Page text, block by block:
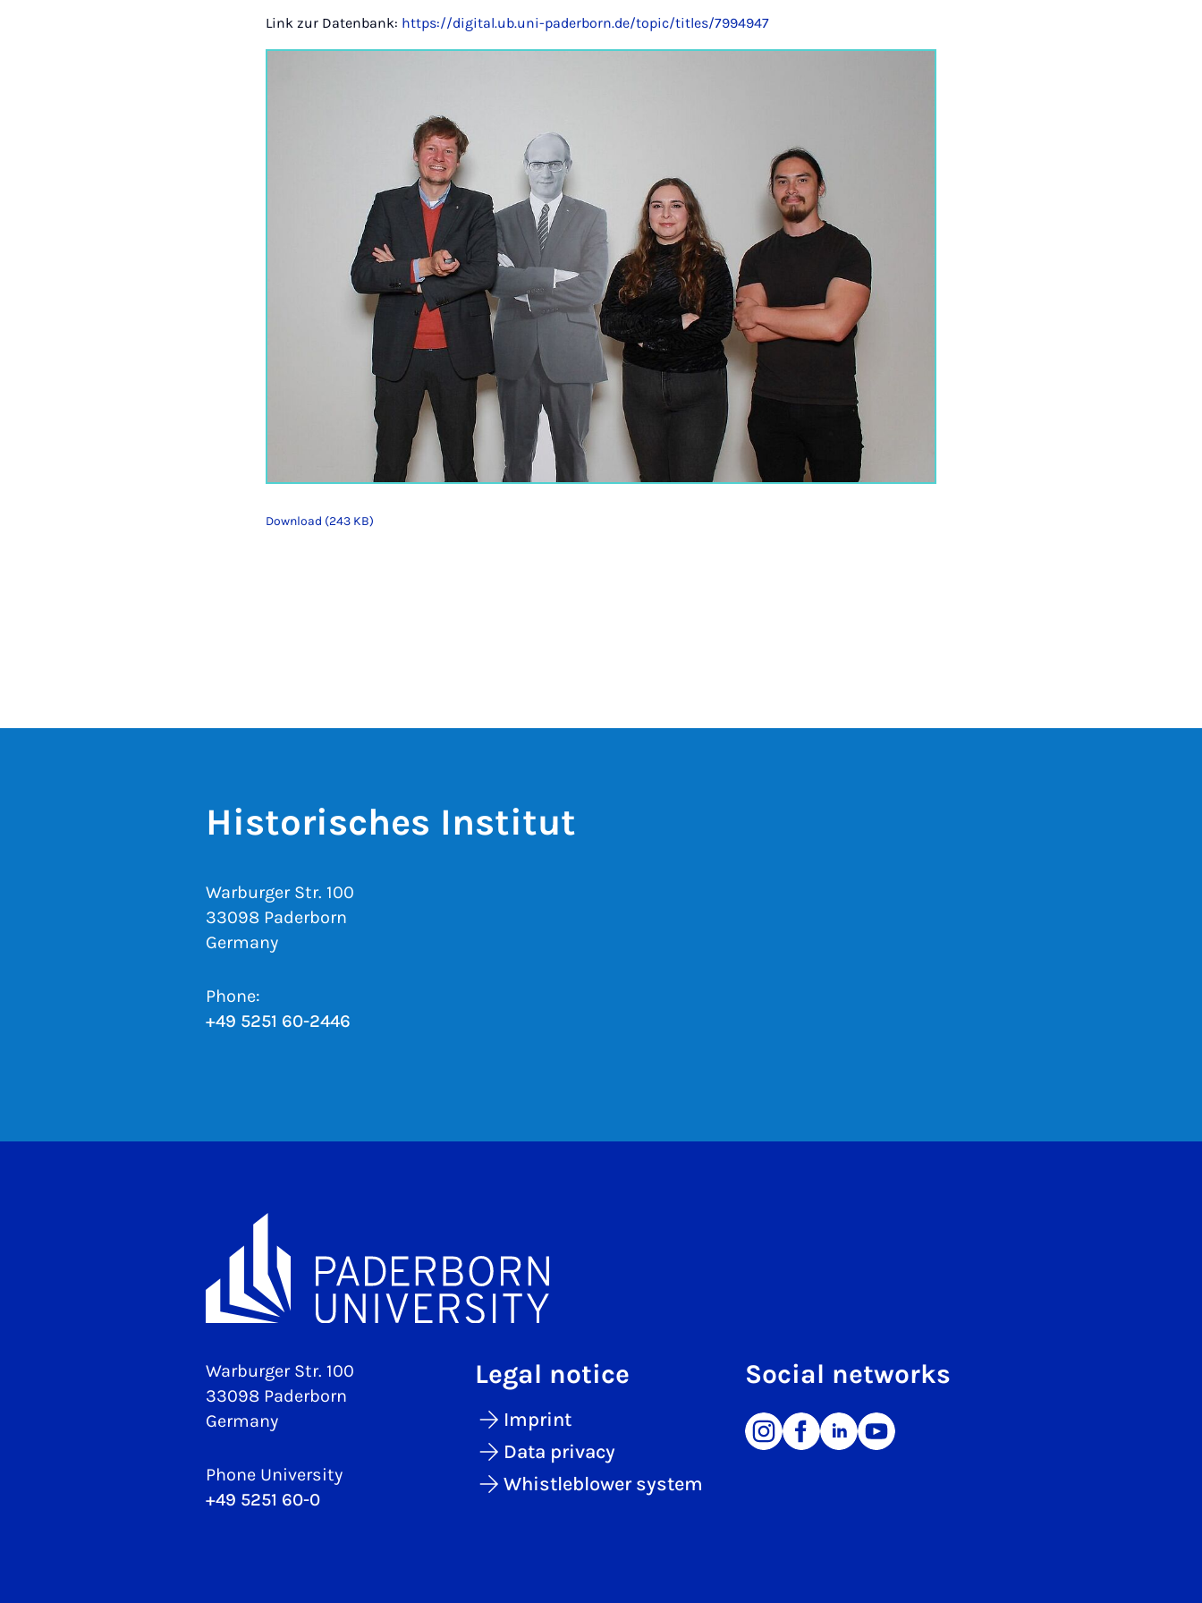
Link zur Datenbank: https://digital.ub.uni-paderborn.de/topic/titles/7994947
Download (243 KB)
Historisches Institut
Warburger Str. 100
33098 Paderborn
Germany
Phone:
+49 5251 60-2446
Warburger Str. 100
33098 Paderborn
Germany
Phone University
+49 5251 60-0
Legal notice
Imprint
Data privacy
Whistleblower system
Social networks